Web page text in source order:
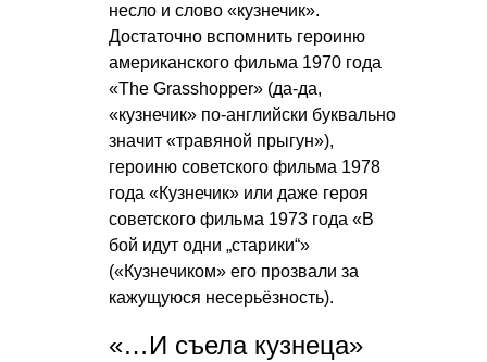
несло и слово «кузнечик».
Достаточно вспомнить героиню
американского фильма 1970 года
«The Grasshopper» (да-да,
«кузнечик» по-английски буквально
значит «травяной прыгун»),
героиню советского фильма 1978
года «Кузнечик» или даже героя
советского фильма 1973 года «В
бой идут одни „старики“»
(«Кузнечиком» его прозвали за
кажущуюся несерьёзность).
«…И съела кузнеца»